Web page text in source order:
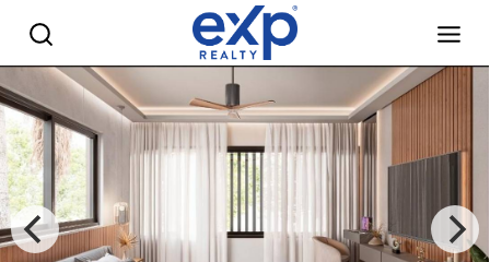
“Tu Nueva Inversión en Punta Cana” - eXp Realty